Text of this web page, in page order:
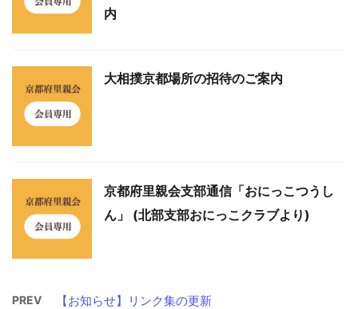
内
大相撲京都場所の招待のご案内
京都府里親会支部通信「おにっこつうし
ん」 (北部支部おにっこクラブより)
PREV 【お知らせ】リンク集の更新